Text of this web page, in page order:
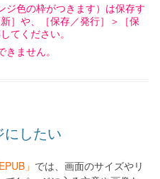
ジ色の枠がつきます）は保存す
］や、［保存／発行］＞［保
てください。
ません。
にしたい
」 では、画面のサイズやリ